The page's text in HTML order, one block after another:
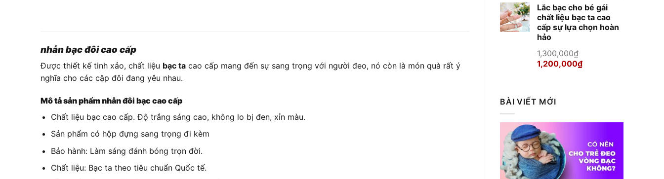
là:
1,600,000₫.
tại
là:
1,500,000₫.
Lắc bạc cho bé gái
chất liệu bạc ta cao
cấp sự lựa chọn hoàn
hảo
1,300,000₫
Giá
1,200,000₫Giá
BÀI VIẾT MỚI
nhẫn bạc đôi cao cấp
Được thiết kế tinh xảo, chất liệu bạc ta cao cấp mang đến sự sang trọng với người đeo, nó còn là món quà rất ý
nghĩa cho các cặp đôi đang yêu nhau.
Mô tả sản phẩm nhẫn đôi bạc cao cấp
Chất liệu bạc cao cấp. Độ trắng sáng cao, không lo bị đen, xỉn màu.
Sản phẩm có hộp đựng sang trọng đi kèm
Bảo hành: Làm sáng đánh bóng trọn đời.
Chất liệu: Bạc ta theo tiêu chuẩn Quốc tế.